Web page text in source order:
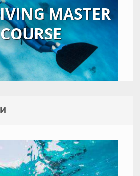
MASTER
COURSE